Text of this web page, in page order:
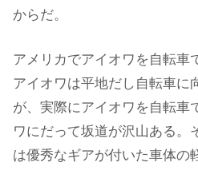
からだ。
アメリカでアイオワを自転車
アイオワは平地だし自転車に
が、実際にアイオワを自転車
ワにだって坂道が沢山ある。
は優秀なギアが付いた車体の